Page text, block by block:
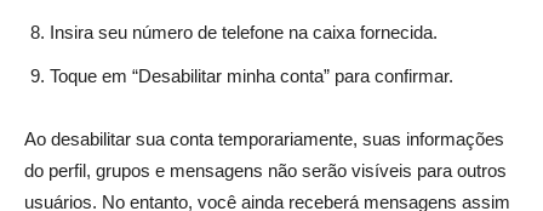
Insira seu número de telefone na caixa fornecida.
Toque em “Desabilitar minha conta” para confirmar.
Ao desabilitar sua conta temporariamente, suas informações
do perfil, grupos e mensagens não serão visíveis para outros
usuários. No entanto, você ainda receberá mensagens assim